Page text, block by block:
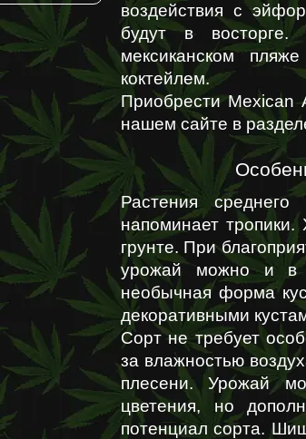
воздействия с
будут в восторге.
мексиканском
коктейлем.
Приобрести
нашем сайте в
Растения
напоминает
грунте. При
урожай можно и в
необычная форма
декоративными
Сорт не требует
за влажностью
плесени. Урожай
цветения, но
потенциал сорта.